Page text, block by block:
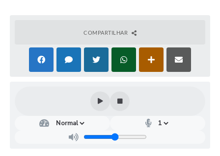
COMPARTILHAR